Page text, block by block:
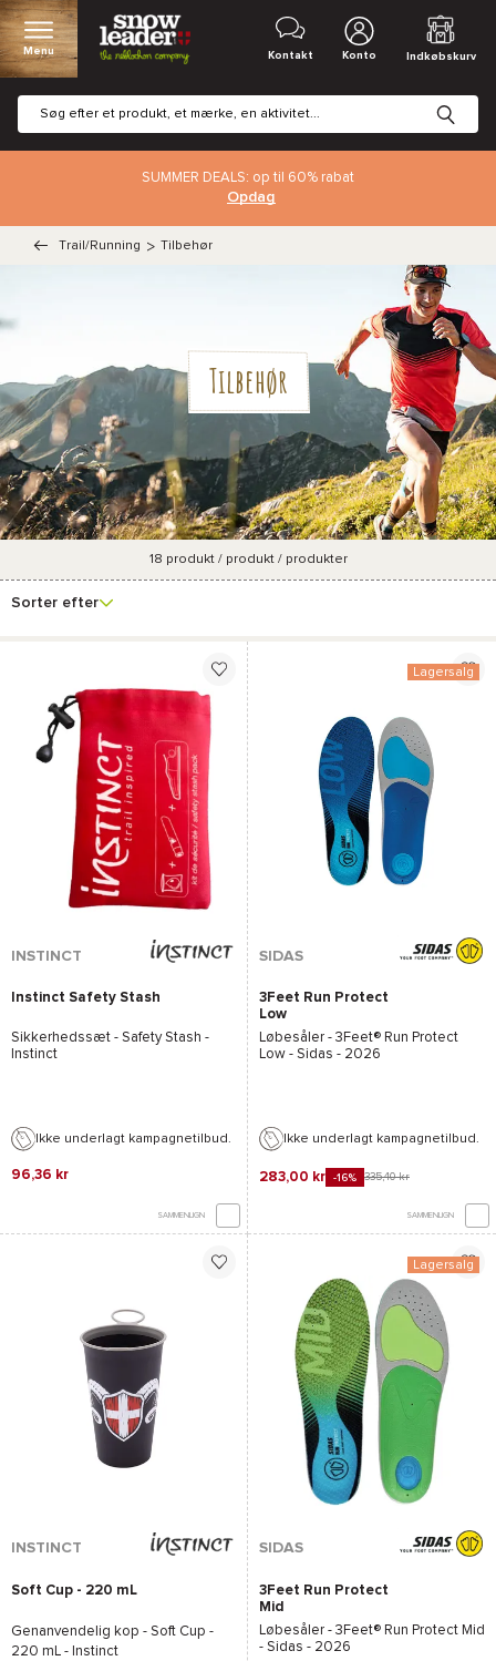
Menu Kontakt Konto Indkøbskurv
SUMMER DEALS: op til 60% rabat
Opdag
Trail/Running > Tilbehør
Tilbehør
Mærke Pris Forfremmelsesprocent
Farve
flere
18 produkt / produkt / produkter
Sorter efter
INSTINCT
Instinct Safety Stash
Sikkerhedssæt - Safety Stash -
Instinct
Ikke underlagt kampagnetilbud.
96,36 kr
SAMMENLIGN
Lagersalg
SIDAS
3Feet Run Protect
Low
Løbesåler - 3Feet® Run Protect
Low - Sidas - 2026
Ikke underlagt kampagnetilbud.
283,00 kr -16% 335,40 kr
SAMMENLIGN
INSTINCT
Soft Cup - 220 mL
Genanvendelig kop - Soft Cup -
220 mL - Instinct
Lagersalg
SIDAS
3Feet Run Protect
Mid
Løbesåler - 3Feet® Run Protect Mid
- Sidas - 2026